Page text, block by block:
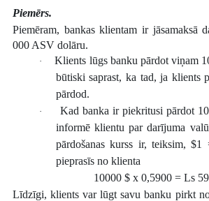
Piemērs.
Piemēram, bankas klientam ir jāsamaksā
000 ASV dolāru.
·
Klients lūgs banku pārdot viņam
būtiski saprast, ka tad, ja klients
pārdod.
·
Kad banka ir piekritusi pārdot
informē klientu par darījuma
pārdošanas kurss ir, teiksim,
pieprasīs no klienta
10000 $ x 0,5900 = Ls
Līdzīgi, klients var lūgt savu banku pirkt